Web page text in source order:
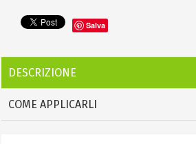
Salva
DESCRIZIONE
COME APPLICARLI